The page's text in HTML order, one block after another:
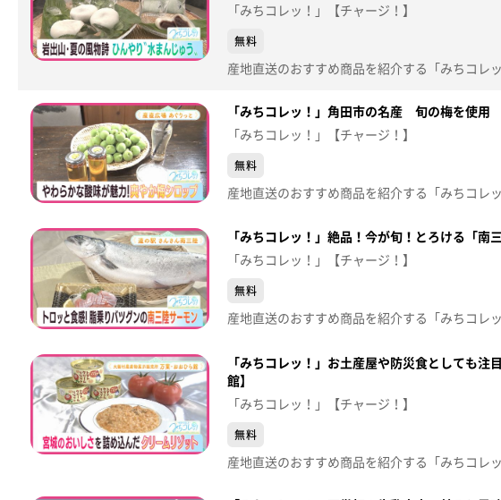
「みちコレッ！」【チャージ！】
無料
「みちコレッ！」角田市の名産 旬の梅を使用
「みちコレッ！」【チャージ！】
無料
「みちコレッ！」絶品！今が旬！とろける「
「みちコレッ！」【チャージ！】
無料
「みちコレッ！」お土産屋や防災食としても
館】
「みちコレッ！」【チャージ！】
無料